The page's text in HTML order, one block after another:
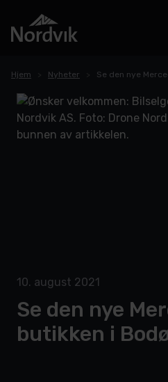
Hjem Nyheter Se den nye
10. august 2021
Se den nye
butikken i